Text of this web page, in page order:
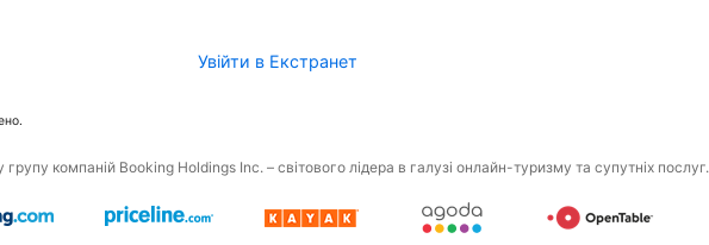
Увійти в Екстранет
компаній Booking Holdings Inc. – світового лідера в галузі онлайн-туризму та супутніх послуг.